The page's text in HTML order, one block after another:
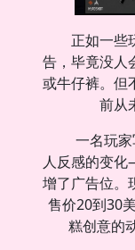
正如一些
告，毕竟没人
或牛仔裤。但
前从
一名玩
人反感的变
增了广告位。
售价20到30
糕创意的